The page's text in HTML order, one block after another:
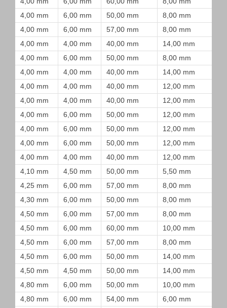
4,00 mm
6,00 mm 50,00 mm
8,00 mm
4,00 mm
6,00 mm 57,00 mm
8,00 mm
4,00 mm
4,00 mm 40,00 mm
14,00 mm
4,00 mm
6,00 mm 50,00 mm
8,00 mm
4,00 mm
4,00 mm 40,00 mm
14,00 mm
4,00 mm
4,00 mm 40,00 mm
12,00 mm
4,00 mm
4,00 mm 40,00 mm
12,00 mm
4,00 mm
6,00 mm 50,00 mm
12,00 mm
4,00 mm
6,00 mm 50,00 mm
12,00 mm
4,00 mm
6,00 mm 50,00 mm
12,00 mm
4,00 mm
4,00 mm 40,00 mm
12,00 mm
4,10 mm
4,50 mm 50,00 mm
5,50 mm
4,25 mm
6,00 mm 57,00 mm
8,00 mm
4,30 mm
6,00 mm 50,00 mm
8,00 mm
4,50 mm
6,00 mm 57,00 mm
8,00 mm
4,50 mm
6,00 mm 60,00 mm
10,00 mm
4,50 mm
6,00 mm 57,00 mm
8,00 mm
4,50 mm
6,00 mm 50,00 mm
14,00 mm
4,50 mm
4,50 mm 50,00 mm
14,00 mm
4,80 mm
6,00 mm 50,00 mm
10,00 mm
4,80 mm
6,00 mm 54,00 mm
6,00 mm